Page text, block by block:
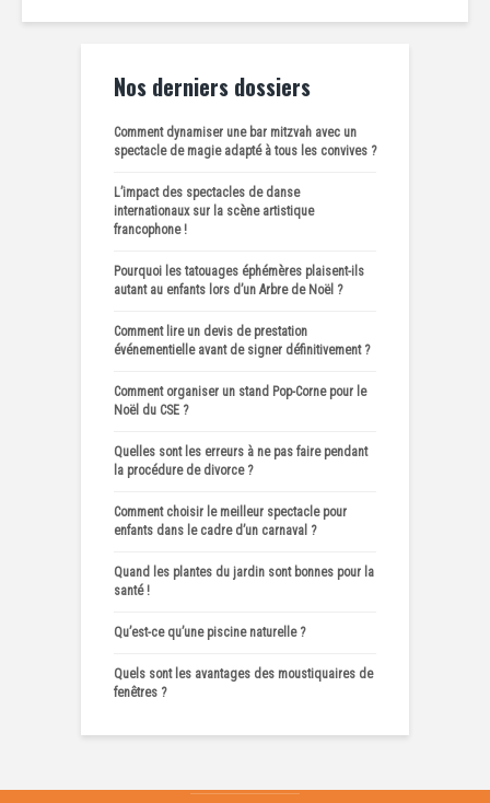
Nos derniers dossiers
Comment dynamiser une bar mitzvah avec un
spectacle de magie adapté à tous les convives ?
L’impact des spectacles de danse
internationaux sur la scène artistique
francophone !
Pourquoi les tatouages éphémères plaisent-ils
autant au enfants lors d’un Arbre de Noël ?
Comment lire un devis de prestation
événementielle avant de signer définitivement ?
Comment organiser un stand Pop-Corne pour le
Noël du CSE ?
Quelles sont les erreurs à ne pas faire pendant
la procédure de divorce ?
Comment choisir le meilleur spectacle pour
enfants dans le cadre d’un carnaval ?
Quand les plantes du jardin sont bonnes pour la
santé !
Qu’est-ce qu’une piscine naturelle ?
Quels sont les avantages des moustiquaires de
fenêtres ?